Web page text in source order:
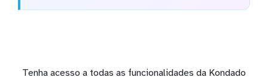
Tenha acesso a todas as funcionalidades da Kondado